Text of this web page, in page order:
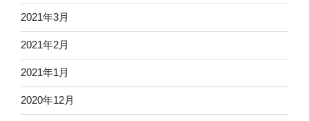
2021年3月
2021年2月
2021年1月
2020年12月